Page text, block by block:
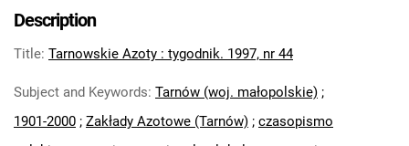
Robotniczego Zakładów Azotowych im.
Tarnowskie Azoty : Organ Samorządu
Feliksa Dzierżyńskiego. 1972
Tarnowskie Azoty : Organ Samorządu
Description
Title: Tarnowskie Azoty : tygodnik. 1997, nr 44
Subject and Keywords: Tarnów (woj. małopolskie) ;
1901-2000 ; Zakłady Azotowe (Tarnów) ; czasopismo